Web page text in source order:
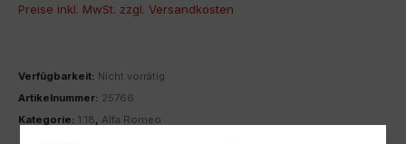
Preise inkl. MwSt. zzgl. Versandkosten
Verfügbarkeit: Nicht vorrätig
Artikelnummer: 25766
Kategorie: 1:18 Alfa Romeo